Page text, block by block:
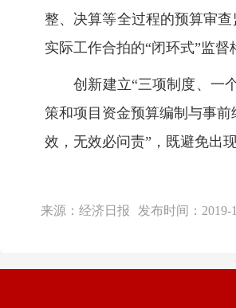
整、决算等全过程的预算审
实际工作合拍的“闭环式”监督
创新建立“三项制度、一
策和项目资金预算编制与事
效，无效必问责”，既避免出
来源： 经济日报 发布时间： 2019-